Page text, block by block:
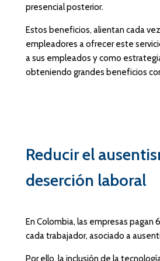
presencial posterior.
Estos beneficios, alientan cada
empleadores a ofrecer este
a sus empleados y como
obteniendo grandes beneficios
Reducir el
deserción laboral
En Colombia, las empresas pagan
cada trabajador, asociado a